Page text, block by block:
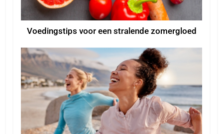
Voedingstips voor een stralende zomergloed